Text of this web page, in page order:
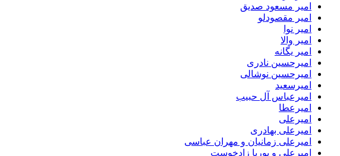
امیر مسعود صدیق
امیر مقصودلو
امیر نوا
امیر والا
امیر یگانه
امیرحسین نادری
امیرحسین نوشالی
امیرسعید
امیرعباس آل حبیب
امیرعطا
امیرعلی
امیرعلی بهادری
امیرعلی زمانیان و مهران عباسی
امیرعلی و پوریا زادخوست